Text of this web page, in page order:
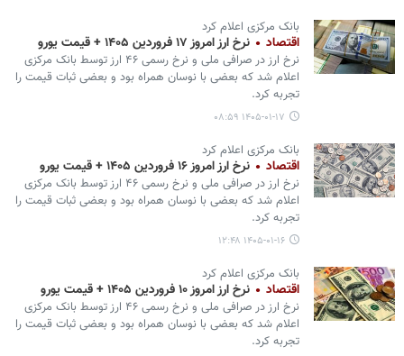
بانک مرکزی اعلام کرد
اقتصاد نرخ ارز امروز ۱۷ فروردین ۱۴۰۵ + قیمت یورو
نرخ ارز در صرافی ملی و نرخ رسمی ۴۶ ارز توسط بانک مرکزی
اعلام شد که بعضی با نوسان همراه بود و بعضی ثبات قیمت را
تجربه کرد.
۱۴۰۵-۰۱-۱۷ ۰۸:۵۹
بانک مرکزی اعلام کرد
اقتصاد نرخ ارز امروز ۱۶ فروردین ۱۴۰۵ + قیمت یورو
نرخ ارز در صرافی ملی و نرخ رسمی ۴۶ ارز توسط بانک مرکزی
اعلام شد که بعضی با نوسان همراه بود و بعضی ثبات قیمت را
تجربه کرد.
۱۴۰۵-۰۱-۱۶ ۱۲:۴۸
بانک مرکزی اعلام کرد
اقتصاد نرخ ارز امروز ۱۰ فروردین ۱۴۰۵ + قیمت یورو
نرخ ارز در صرافی ملی و نرخ رسمی ۴۶ ارز توسط بانک مرکزی
اعلام شد که بعضی با نوسان همراه بود و بعضی ثبات قیمت را
تجربه کرد.